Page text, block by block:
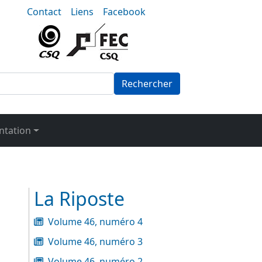
secondaire
Contact Liens Facebook
La Riposte
Volume 46, numéro 4
Volume 46, numéro 3